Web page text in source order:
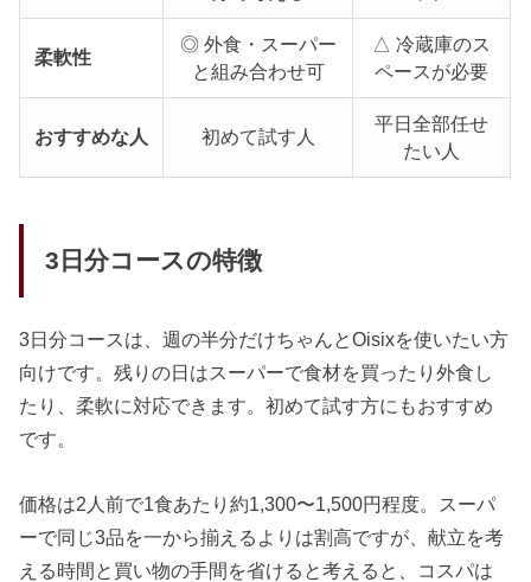
柔軟性
◎ 外食・スーパー
と組み合わせ可
△ 冷蔵庫のス
ペースが必要
おすすめな人 初めて試す人
平日全部任せ
たい人
3日分コースの特徴
3日分コースは、週の半分だけちゃんとOisixを使いたい方
向けです。残りの日はスーパーで食材を買ったり外食し
たり、柔軟に対応できます。初めて試す方にもおすすめ
です。
価格は2人前で1食あたり約1,300〜1,500円程度。スーパ
ーで同じ3品を一から揃えるよりは割高ですが、献立を考
える時間と買い物の手間を省けると考えると、コスパは